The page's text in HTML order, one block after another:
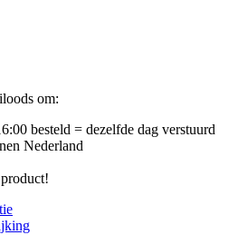
om:
besteld = dezelfde dag verstuurd
Nederland